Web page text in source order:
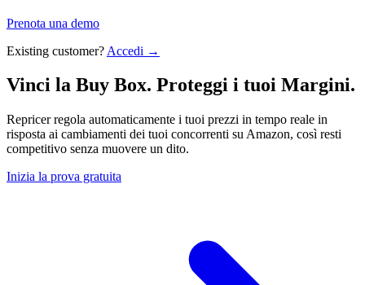
Prenota una demo
Existing customer? Accedi →
Vinci la Buy Box. Proteggi i tuoi Margini.
Repricer regola automaticamente i tuoi prezzi in tempo reale in
risposta ai cambiamenti dei tuoi concorrenti su Amazon, così resti
competitivo senza muovere un dito.
Inizia la prova gratuita